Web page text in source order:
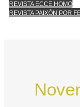
REVISTA ECCE HOMO
REVISTA PAIXÓN POR